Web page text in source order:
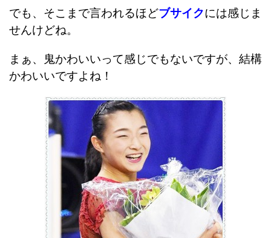
でも、そこまで言われるほどブサイクには感じま
せんけどね。
まぁ、鬼かわいいって感じでもないですが、結構
かわいいですよね！